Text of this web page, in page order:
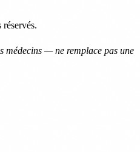
médecins — ne remplace pas une